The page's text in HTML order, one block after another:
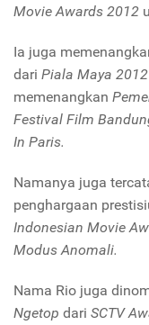
Movie Awards 2012
Ia juga
dari Piala Maya 2012
memenangkan
Festival Film
In Paris.
Namanya juga
penghargaan
Indonesian Movie
Modus Anomali.
Nama Rio juga
Ngetop dari SCTV